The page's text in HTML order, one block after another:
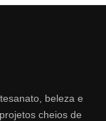
beleza e
cheios de